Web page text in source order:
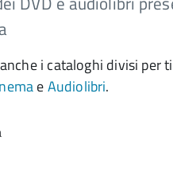
i cataloghi divisi per
eAudiolibri.